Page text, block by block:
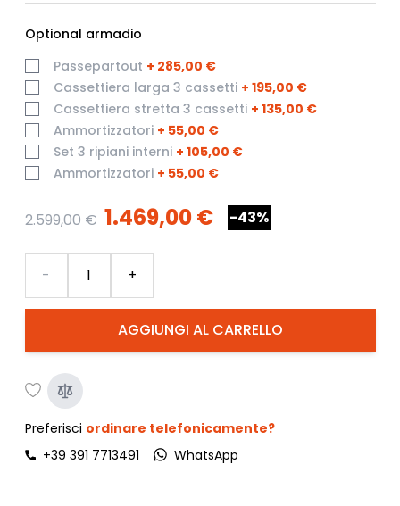
Optional armadio
Passepartout + 285,00 €
Cassettiera larga 3 cassetti + 195,00 €
Cassettiera stretta 3 cassetti + 135,00 €
Ammortizzatori + 55,00 €
Set 3 ripiani interni + 105,00 €
Ammortizzatori + 55,00 €
2.599,00 € 1.469,00 € -43%
AGGIUNGI AL CARRELLO
- +
Preferisci ordinare telefonicamente?
+39 391 7713491
WhatsApp